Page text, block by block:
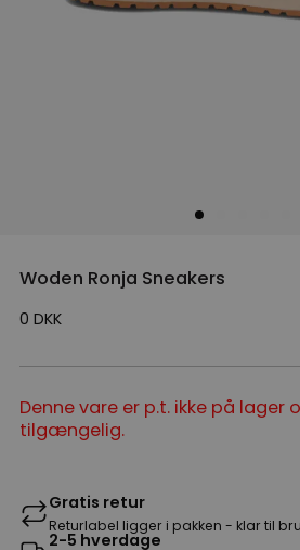
Woden Ronja Sneakers
0 DKK
Denne vare er p.t. ikke på lager
tilgængelig.
Gratis retur
Returlabel ligger i pakken - klar til
2-5 hverdage